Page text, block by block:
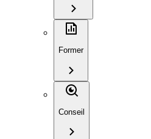
Former
Conseil